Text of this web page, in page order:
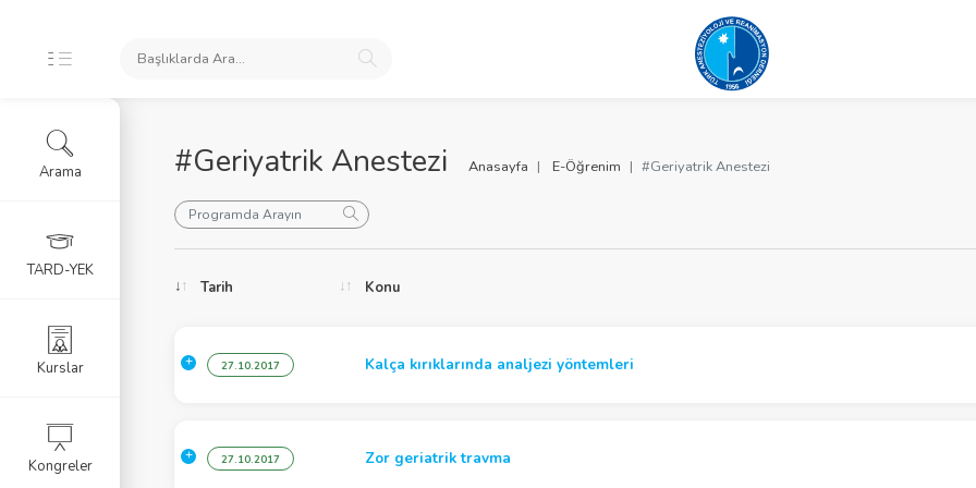
#Geriyatrik Anestezi Anasayfa E-Öğrenim #Geriyatrik Anestezi
Tarih Konu
27.10.2017 Kalça kırıklarında analjezi yöntemleri
27.10.2017 Zor geriatrik travma
Arama
TARD-YEK
Kurslar
Kongreler